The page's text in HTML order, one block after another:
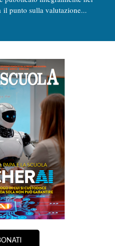
punto sulla valutazione...